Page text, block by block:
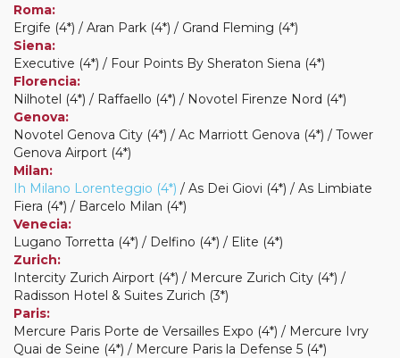
Roma:
Ergife (4*) / Aran Park (4*) / Grand Fleming (4*)
Siena:
Executive (4*) / Four Points By Sheraton Siena (4*)
Florencia:
Nilhotel (4*) / Raffaello (4*) / Novotel Firenze Nord (4*)
Genova:
Novotel Genova City (4*) / Ac Marriott Genova (4*) / Tower
Genova Airport (4*)
Milan:
Ih Milano Lorenteggio (4*) / As Dei Giovi (4*) / As Limbiate
Fiera (4*) / Barcelo Milan (4*)
Venecia:
Lugano Torretta (4*) / Delfino (4*) / Elite (4*)
Zurich:
Intercity Zurich Airport (4*) / Mercure Zurich City (4*) /
Radisson Hotel & Suites Zurich (3*)
Paris:
Mercure Paris Porte de Versailles Expo (4*) / Mercure Ivry
Quai de Seine (4*) / Mercure Paris la Defense 5 (4*)